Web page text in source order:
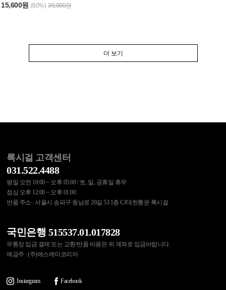
15,600원 (60%) 39,000원
더 보기
록시걸 고객센터
031.522.4488
평일 오전 10:00 ~ 오후 05:00 / 토, 일, 공휴일 휴무
점심 오후 12:00 ~ 오후 01:00
반품 주소 : 서울시 송파구 동남로 20길 53 1층 CJ대한통운 록시걸
국민은행 515537.01.017828
무통장 입금 결제 또는 교환/반품 비용은 위 계좌로 입금바랍니다.
예금주 : (주)에스에이코리아
Instargram Facebook